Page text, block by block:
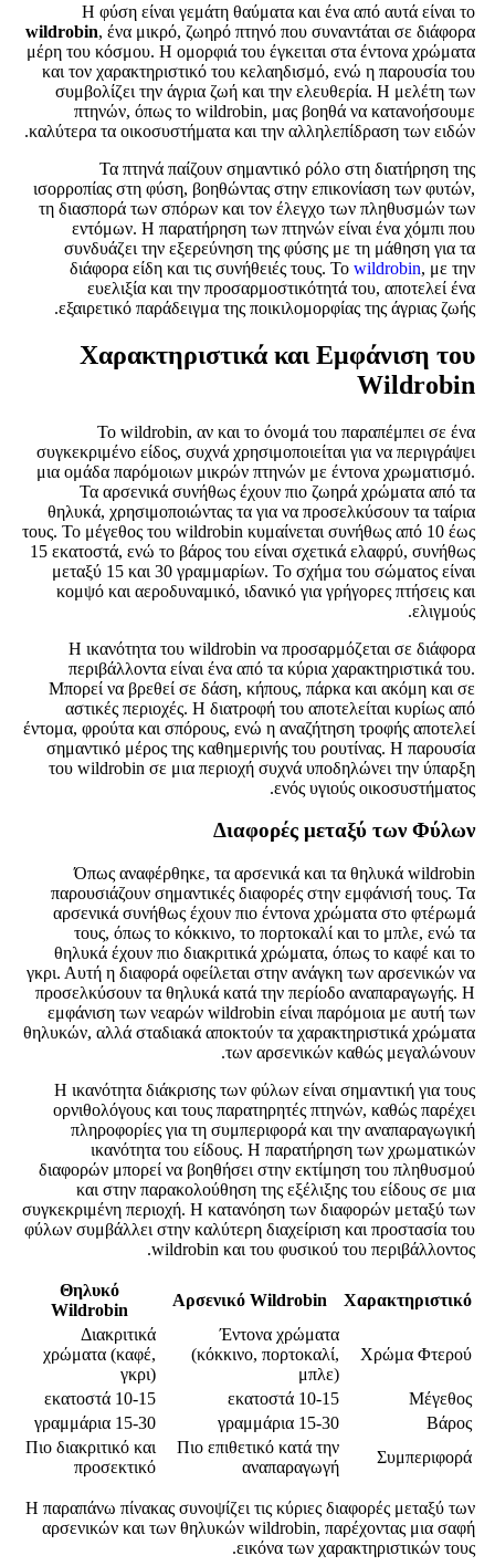
Η φύση είναι γεμάτη θαύματα και ένα από αυτά είναι το
wildrobin, ένα μικρό, ζωηρό πτηνό που συναντάται σε διάφορα
μέρη του κόσμου. Η ομορφιά του έγκειται στα έντονα χρώματα
και τον χαρακτηριστικό του κελαηδισμό, ενώ η παρουσία του
συμβολίζει την άγρια ζωή και την ελευθερία. Η μελέτη των
πτηνών, όπως το wildrobin, μας βοηθά να κατανοήσουμε
καλύτερα τα οικοσυστήματα και την αλληλεπίδραση των ειδών.
Τα πτηνά παίζουν σημαντικό ρόλο στη διατήρηση της
ισορροπίας στη φύση, βοηθώντας στην επικονίαση των φυτών,
τη διασπορά των σπόρων και τον έλεγχο των πληθυσμών των
εντόμων. Η παρατήρηση των πτηνών είναι ένα χόμπι που
συνδυάζει την εξερεύνηση της φύσης με τη μάθηση για τα
διάφορα είδη και τις συνήθειές τους. Το wildrobin, με την
ευελιξία και την προσαρμοστικότητά του, αποτελεί ένα
εξαιρετικό παράδειγμα της ποικιλομορφίας της άγριας ζωής.
Χαρακτηριστικά και Εμφάνιση του
Wildrobin
Το wildrobin, αν και το όνομά του παραπέμπει σε ένα
συγκεκριμένο είδος, συχνά χρησιμοποιείται για να περιγράψει
μια ομάδα παρόμοιων μικρών πτηνών με έντονα χρωματισμό.
Τα αρσενικά συνήθως έχουν πιο ζωηρά χρώματα από τα
θηλυκά, χρησιμοποιώντας τα για να προσελκύσουν τα ταίρια
τους. Το μέγεθος του wildrobin κυμαίνεται συνήθως από 10 έως
15 εκατοστά, ενώ το βάρος του είναι σχετικά ελαφρύ, συνήθως
μεταξύ 15 και 30 γραμμαρίων. Το σχήμα του σώματος είναι
κομψό και αεροδυναμικό, ιδανικό για γρήγορες πτήσεις και
ελιγμούς.
Η ικανότητα του wildrobin να προσαρμόζεται σε διάφορα
περιβάλλοντα είναι ένα από τα κύρια χαρακτηριστικά του.
Μπορεί να βρεθεί σε δάση, κήπους, πάρκα και ακόμη και σε
αστικές περιοχές. Η διατροφή του αποτελείται κυρίως από
έντομα, φρούτα και σπόρους, ενώ η αναζήτηση τροφής αποτελεί
σημαντικό μέρος της καθημερινής του ρουτίνας. Η παρουσία
του wildrobin σε μια περιοχή συχνά υποδηλώνει την ύπαρξη
ενός υγιούς οικοσυστήματος.
Διαφορές μεταξύ των Φύλων
Όπως αναφέρθηκε, τα αρσενικά και τα θηλυκά wildrobin
παρουσιάζουν σημαντικές διαφορές στην εμφάνισή τους. Τα
αρσενικά συνήθως έχουν πιο έντονα χρώματα στο φτέρωμά
τους, όπως το κόκκινο, το πορτοκαλί και το μπλε, ενώ τα
θηλυκά έχουν πιο διακριτικά χρώματα, όπως το καφέ και το
γκρι. Αυτή η διαφορά οφείλεται στην ανάγκη των αρσενικών να
προσελκύσουν τα θηλυκά κατά την περίοδο αναπαραγωγής. Η
εμφάνιση των νεαρών wildrobin είναι παρόμοια με αυτή των
θηλυκών, αλλά σταδιακά αποκτούν τα χαρακτηριστικά χρώματα
των αρσενικών καθώς μεγαλώνουν.
Η ικανότητα διάκρισης των φύλων είναι σημαντική για τους
ορνιθολόγους και τους παρατηρητές πτηνών, καθώς παρέχει
πληροφορίες για τη συμπεριφορά και την αναπαραγωγική
ικανότητα του είδους. Η παρατήρηση των χρωματικών
διαφορών μπορεί να βοηθήσει στην εκτίμηση του πληθυσμού
και στην παρακολούθηση της εξέλιξης του είδους σε μια
συγκεκριμένη περιοχή. Η κατανόηση των διαφορών μεταξύ των
φύλων συμβάλλει στην καλύτερη διαχείριση και προστασία του
wildrobin και του φυσικού του περιβάλλοντος.
Χαρακτηριστικό
Αρσενικό Wildrobin
Θηλυκό
Wildrobin
Χρώμα Φτερού
Έντονα χρώματα
(κόκκινο, πορτοκαλί,
μπλε)
Διακριτικά
χρώματα (καφέ,
γκρι)
Μέγεθος
10-15 εκατοστά
10-15 εκατοστά
Βάρος
15-30 γραμμάρια
15-30 γραμμάρια
Συμπεριφορά
Πιο επιθετικό κατά την
αναπαραγωγή
Πιο διακριτικό και
προσεκτικό
Η παραπάνω πίνακας συνοψίζει τις κύριες διαφορές μεταξύ των
αρσενικών και των θηλυκών wildrobin, παρέχοντας μια σαφή
εικόνα των χαρακτηριστικών τους.